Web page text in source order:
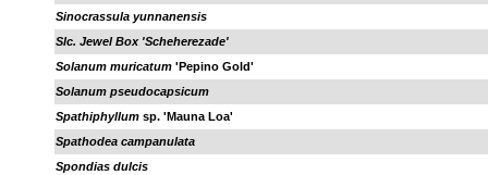
Sinocrassula yunnanensis
Slc. Jewel Box 'Scheherezade'
Solanum muricatum 'Pepino Gold'
Solanum pseudocapsicum
Spathiphyllum sp. 'Mauna Loa'
Spathodea campanulata
Spondias dulcis